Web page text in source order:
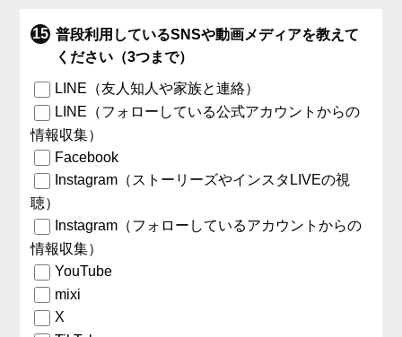
普段利用しているSNSや動画メディアを教えて
ください（3つまで）
LINE（友人知人や家族と連絡）
LINE（フォローしている公式アカウントからの
情報収集）
Facebook
Instagram（ストーリーズやインスタLIVEの視
聴）
Instagram（フォローしているアカウントからの
情報収集）
YouTube
mixi
X